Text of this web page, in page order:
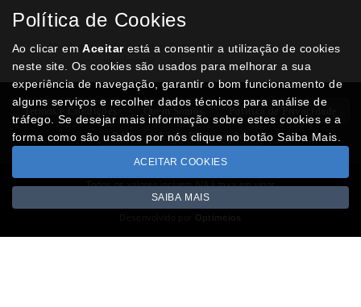
Modos dePagamento
Multibanco, cartão de crédito, Paypal ou
transferência
Termos e Condições Politica de Privacidade
RAL Livro Reclamações
Todos os valores incluem IVA à taxa em vigor
Copyright © NUMISMATICAJA.com 2026
Política de Cookies
Ao clicar emAceitarestá a consentir a utilização de cookies
neste site. Os cookies são usados para melhorar a sua
experiência de navegação, garantir o bom funcionamento de
alguns serviços e recolher dados técnicos para análise de
tráfego. Se desejar mais informação sobre estes cookies e a
forma como são usados por nós clique no botão Saiba Mais.
ACEITAR COOKIES
SAIBA MAIS